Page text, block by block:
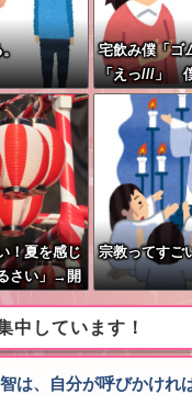
。
宅飲み僕「ゴ
「えっ///」
お菓子輪ゴム
「⋯あ、そ、
！夏を感じ
さい」→開
宗教ってすご
中しています！
智は、自分が呼びかけれ